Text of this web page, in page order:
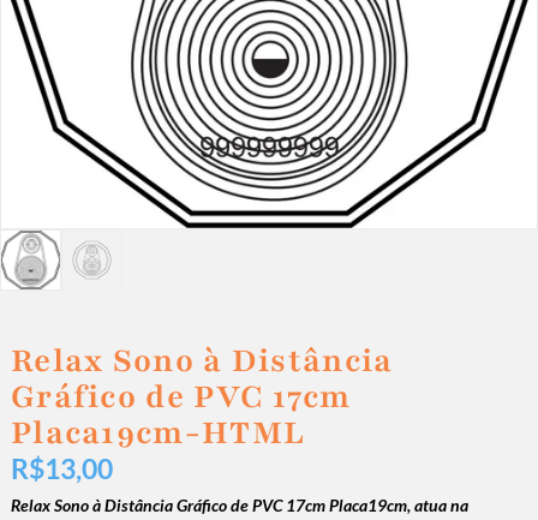
Relax Sono à Distância
Gráfico de PVC 17cm
Placa19cm-HTML
R$13,00
Relax Sono à Distância Gráfico de PVC 17cm Placa19cm, atua na